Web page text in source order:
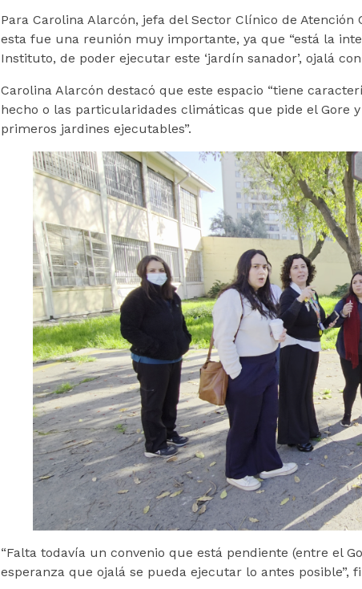
Para Carolina Alarcón, jefa del Sector Clínico de
esta fue una reunión muy importante, ya que “está la
Instituto, de poder ejecutar este ‘jardín sanador’, ojalá
Carolina Alarcón destacó que este espacio “tiene
hecho o las particularidades climáticas que pide el
primeros jardines ejecutables”.
“Falta todavía un convenio que está pendiente (entre el
esperanza que ojalá se pueda ejecutar lo antes